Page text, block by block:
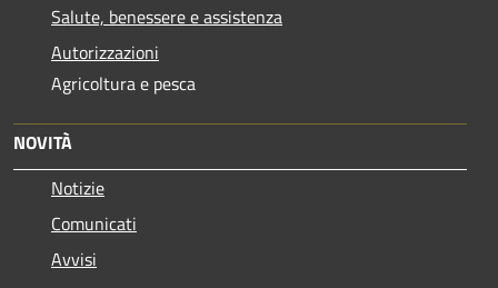
Salute, benessere e assistenza
Autorizzazioni
Agricoltura e pesca
NOVITÀ
Notizie
Comunicati
Avvisi